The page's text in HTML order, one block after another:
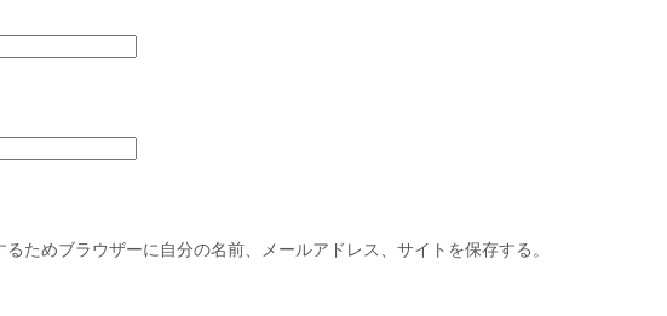
ためブラウザーに自分の名前、メールアドレス、サイトを保存する。